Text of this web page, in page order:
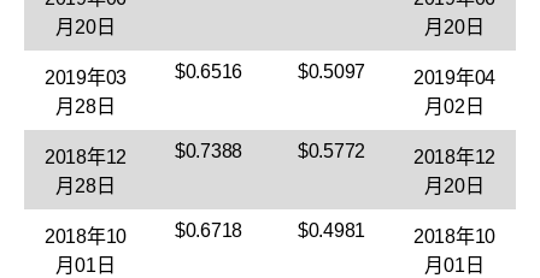
月20日
月20日
2019年03
月28日
$0.6516 $0.5097
2019年04
月02日
2018年12
月28日
$0.7388 $0.5772
2018年12
月20日
2018年10
月01日
$0.6718 $0.4981
2018年10
月01日